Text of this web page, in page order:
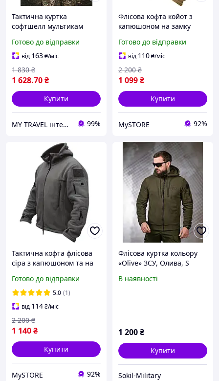
Тактична куртка
софтшелл мультикам
курточка армійська
військова куртка softshell
мультикам
Готово до відправки
від 163₴/міс
1 628.70₴
1 830 ₴
Купити
MY TRAVEL інтернет-магазин сумок, одягу та аксесуарів 99%
Флісова кофта койот з
капюшоном на замку
військова
Готово до відправки
від 110₴/міс
1 099₴
2 200 ₴
Купити
MySTORE 92%
Тактична кофта флісова
сіра з капюшоном та на
військова
Готово до відправки
5.0 (1)
від 114₴/міс
1 140₴
2 200 ₴
Купити
MySTORE 92%
Флісова куртка кольору
«Olive» ЗСУ, Олива, S
В наявності
1 200₴
Купити
Sokil-Military